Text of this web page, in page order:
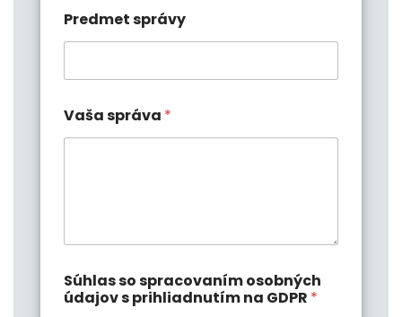
Predmet správy
Vaša správa *
Súhlas so spracovaním osobných
údajov s prihliadnutím na GDPR *